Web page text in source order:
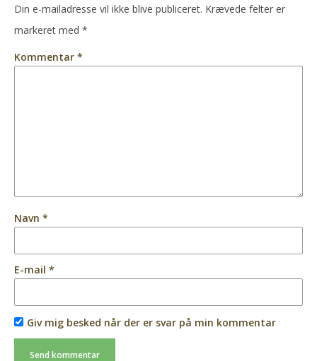
Din e-mailadresse vil ikke blive publiceret. Krævede felter er
markeret med *
Kommentar *
Navn *
E-mail *
Giv mig besked når der er svar på min kommentar